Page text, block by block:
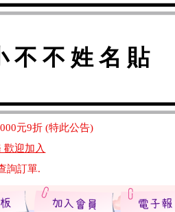
不 不 姓 名 貼
歡迎加入
line訂購產品.可以比較快收到產品.
元9折 (特此公告)
歡迎加入
詢訂單.
line訂購產品.可以比較快收到產品.